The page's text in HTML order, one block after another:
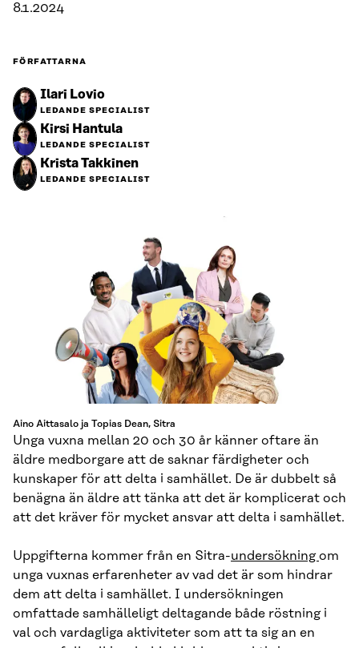
8.1.2024
FÖRFATTARNA
Ilari Lovio
LEDANDE SPECIALIST
Kirsi Hantula
LEDANDE SPECIALIST
Krista Takkinen
LEDANDE SPECIALIST
Aino Aittasalo ja Topias Dean, Sitra
Unga vuxna mellan 20 och 30 år känner oftare än
äldre medborgare att de saknar färdigheter och
kunskaper för att delta i samhället. De är dubbelt så
benägna än äldre att tänka att det är komplicerat och
att det kräver för mycket ansvar att delta i samhället.
Uppgifterna kommer från en Sitra-undersökningom
unga vuxnas erfarenheter av vad det är som hindrar
dem att delta i samhället. I undersökningen
omfattade samhälleligt deltagande både röstning i
val och vardagliga aktiviteter som att ta sig an en